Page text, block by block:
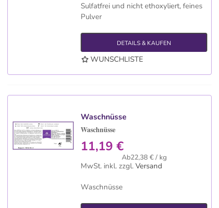
Sulfatfrei und nicht ethoxyliert, feines
Pulver
DETAILS & KAUFEN
WUNSCHLISTE
Waschnüsse
Waschnüsse
11,19 €
Ab22,38 € / kg
MwSt. inkl. zzgl. Versand
Waschnüsse